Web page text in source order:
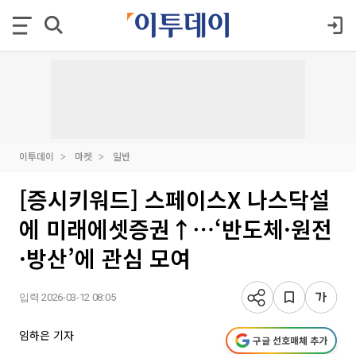
이투데이 마켓 일반
[증시키워드] 스페이스X 나스닥설
에 미래에셋증권↑⋯‘반도체·원전
·방산’에 관심 모여
입력 2026-03-12 08:05
임하은 기자 구글 선호매체 추가